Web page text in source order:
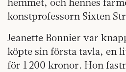
konstprofessorn Sixten
Jeanette Bonnier var
köpte sin första tavla, en
för 1 200 kronor. Hon